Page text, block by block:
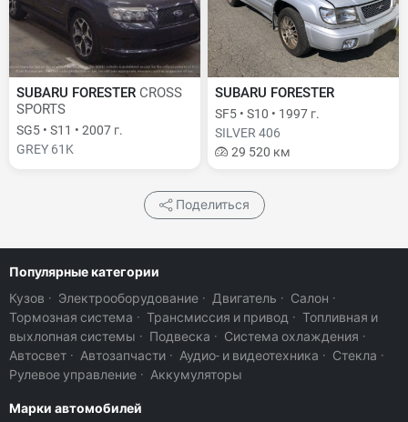
SUBARU FORESTER CROSS
SPORTS
SG5 • S11 • 2007 г.
GREY 61K
SUBARU FORESTER
SF5 • S10 • 1997 г.
SILVER 406
29 520 км
Поделиться
Популярные категории
Кузов · Электрооборудование · Двигатель · Салон ·
Тормозная система · Трансмиссия и привод · Топливная и
выхлопная системы · Подвеска · Система охлаждения ·
Автосвет · Автозапчасти · Аудио- и видеотехника · Стекла ·
Рулевое управление · Аккумуляторы
Марки автомобилей